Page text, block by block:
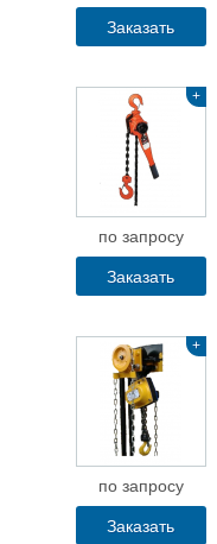
Заказать
+
по запросу
Заказать
+
по запросу
Заказать